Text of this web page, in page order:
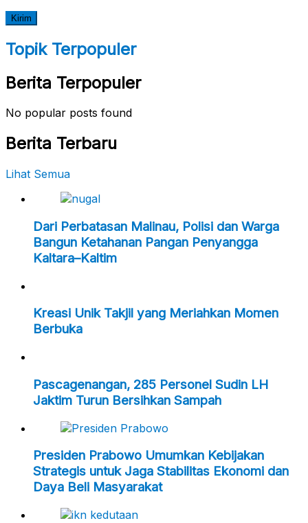
Topik Terpopuler
Berita Terpopuler
No popular posts found
Berita Terbaru
Lihat Semua
Dari Perbatasan Malinau, Polisi dan Warga
Bangun Ketahanan Pangan Penyangga
Kaltara–Kaltim
Kreasi Unik Takjil yang Meriahkan Momen
Berbuka
Pascagenangan, 285 Personel Sudin LH
Jaktim Turun Bersihkan Sampah
Presiden Prabowo Umumkan Kebijakan
Strategis untuk Jaga Stabilitas Ekonomi dan
Daya Beli Masyarakat